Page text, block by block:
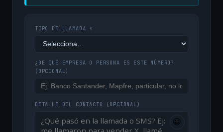
TIPO DE LLAMADA *
¿DE QUÉ EMPRESA O PERSONA ES ESTE NÚMERO?
(OPCIONAL)
DETALLE DEL CONTACTO (OPCIONAL)
😀